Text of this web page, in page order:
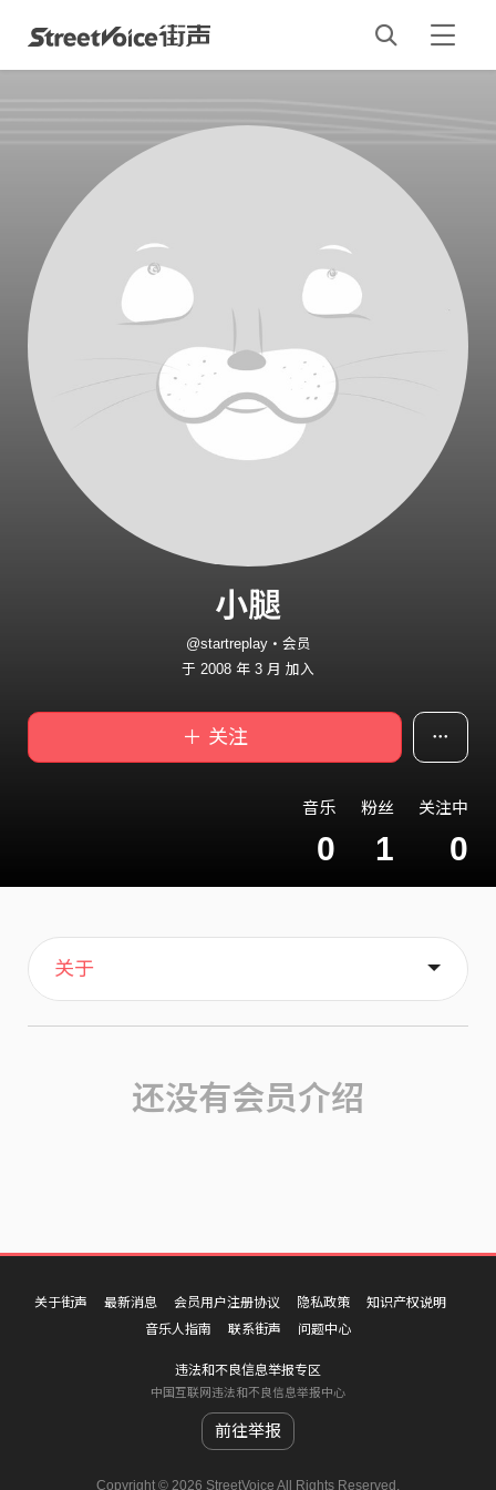
小腿
@startreplay・会员
于 2008 年 3 月 加入
＋ 关注
音乐
0
粉丝
1
关注中
0
主页
关于
还没有会员介绍
关于街声 最新消息 会员用户注册协议 隐私政策
知识产权说明
音乐人指南
联系街声 问题中心
违法和不良信息举报专区
中国互联网违法和不良信息举报中心
前往举报
Copyright © 2026 StreetVoice All Rights Reserved.